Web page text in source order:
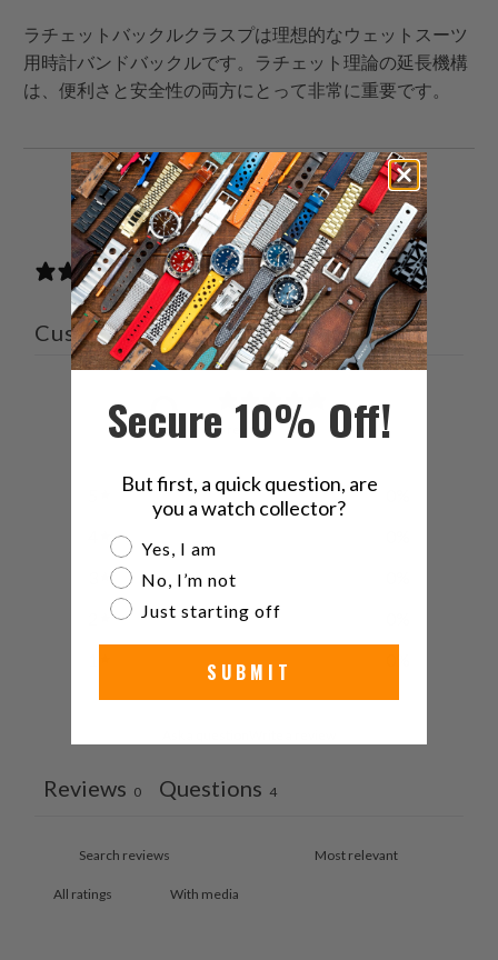
ラチェットバックルクラスプは理想的なウェットスーツ
用時計バンドバックルです。ラチェット理論の延長機構
は、便利さと安全性の両方にとって非常に重要です。
こ
の
内
容
を
Twitter
で
有
Facebook
で
共
有
す
る
Pinterest
で
共
有
す
る
こ
の
メ
ー
ル
を
友
に
て
0 reviews
Customer reviews
0 / 50 reviews
Reviews 0 Questions 4
With media
Secure 10% Off!
But first, a quick question, are
you a watch collector?
Are you a watch collector?
Yes, I am
No, I’m not
Just starting off
SUBMIT